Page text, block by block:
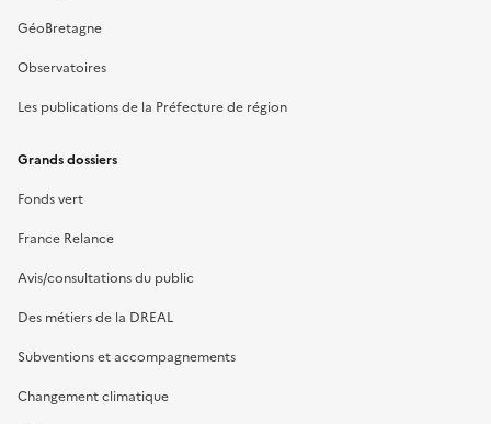
GéoBretagne
Observatoires
Les publications de la Préfecture de région
Grands dossiers
Fonds vert
France Relance
Avis/consultations du public
Des métiers de la DREAL
Subventions et accompagnements
Changement climatique